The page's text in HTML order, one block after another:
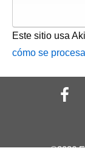
Este sitio usa
cómo se
©2026